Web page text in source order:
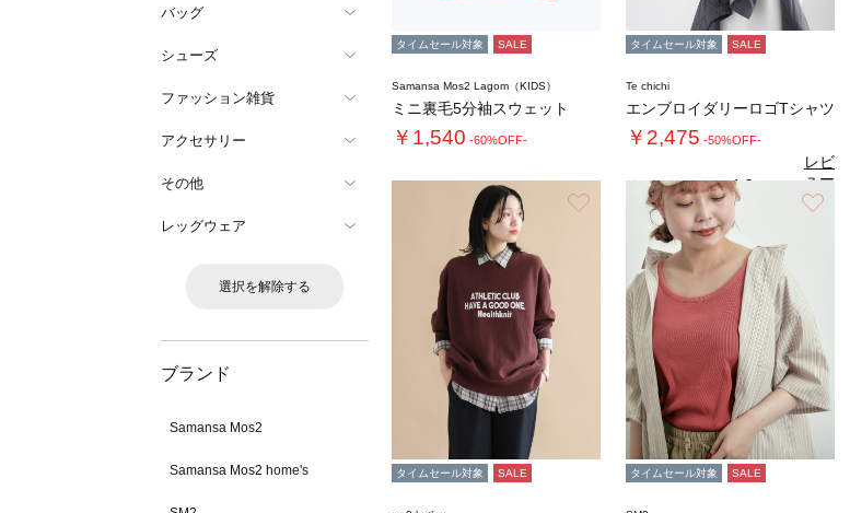
バッグ
シューズ
ファッション雑貨
アクセサリー
その他
レッグウェア
選択を解除する
ブランド
Samansa Mos2
Samansa Mos2 home's
タイムセール対象 SALE
Samansa Mos2 Lagom（KIDS）
ミニ裏毛5分袖スウェット
￥1,540 -60%OFF-
タイムセール対象 SALE
Te chichi
エンブロイダリーロゴTシャツ
￥2,475 -50%OFF-
4.8 （4）
レビ
ュー
を見
る
お気に入り
タイムセール対象 SALE タイムセール対象 SALE